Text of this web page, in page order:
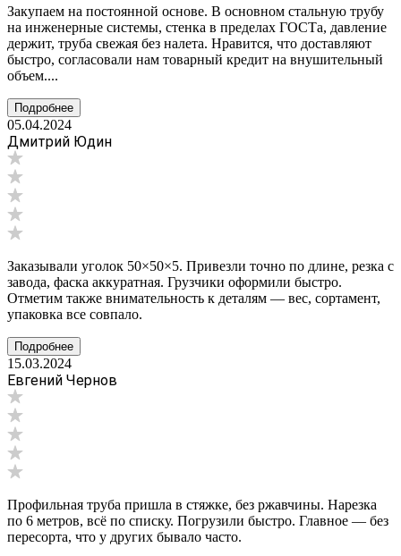
Закупаем на постоянной основе. В основном стальную трубу
на инженерные системы, стенка в пределах ГОСТа, давление
держит, труба свежая без налета. Нравится, что доставляют
быстро, согласовали нам товарный кредит на внушительный
объем....
Подробнее
05.04.2024
Дмитрий Юдин
Заказывали уголок 50×50×5. Привезли точно по длине, резка с
завода, фаска аккуратная. Грузчики оформили быстро.
Отметим также внимательность к деталям — вес, сортамент,
упаковка все совпало.
Подробнее
15.03.2024
Евгений Чернов
Профильная труба пришла в стяжке, без ржавчины. Нарезка
по 6 метров, всё по списку. Погрузили быстро. Главное — без
пересорта, что у других бывало часто.